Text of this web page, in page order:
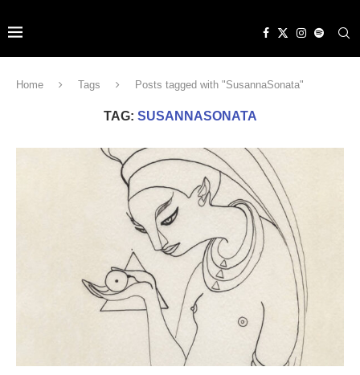
Home Tags Posts tagged with "SusannaSonata"
TAG: SUSANNASONATA